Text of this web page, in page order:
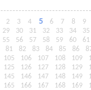
2 3 4 5 6 7 8
9
29 30 31 32 33 34
35
55 56 57 58 59 60
61
81 82 83 84 85 86
105 106 107 108 109
125 126 127 128 129
145 146 147 148 149
165 166 167 168 169